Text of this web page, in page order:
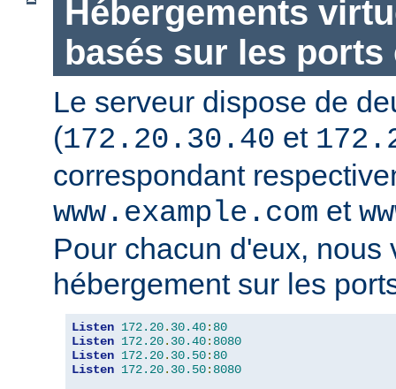
Hébergements
basés sur les ports
Le serveur dispose de
(172.20.30.40 et
correspondant
www.example.com et
Pour chacun d'eux, nous
hébergement sur les
Listen 172.20. 30.40: 80
Listen 172.20. 30.40: 8080
Listen 172.20. 30.50: 80
Listen 172.20. 30.50: 8080